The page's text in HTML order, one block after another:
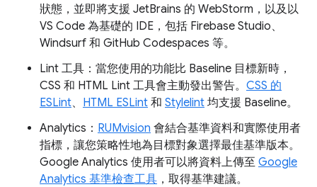
狀態，並即將支援 JetBrains 的 WebStorm，以及以
VS Code 為基礎的 IDE，包括 Firebase Studio、
Windsurf 和 GitHub Codespaces 等。
Lint 工具：當您使用的功能比 Baseline 目標新時，
CSS 和 HTML Lint 工具會主動發出警告。 CSS 的
ESLint、 HTML ESLint 和 Stylelint 均支援 Baseline。
Analytics： RUMvision 會結合基準資料和實際使用者
指標，讓您策略性地為目標對象選擇最佳基準版本。
Google Analytics 使用者可以將資料上傳至 Google
Analytics 基準檢查工具 ，取得基準建議。